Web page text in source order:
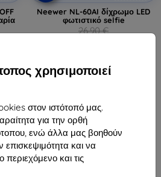
χρησιμοποιεί
στον ιστότοπό μας.
για την ορθή
ενώ άλλα μας βοηθούν
και να
περιεχόμενο και τις
Neewer NL-60AI δίχρωμο LED
φωτιστικό selfie
26,90 €
-10%